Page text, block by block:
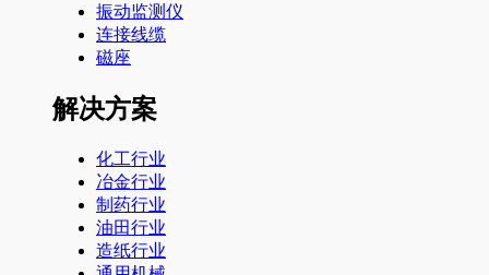
振动监测仪
连接线缆
磁座
解决方案
化工行业
冶金行业
制药行业
油田行业
造纸行业